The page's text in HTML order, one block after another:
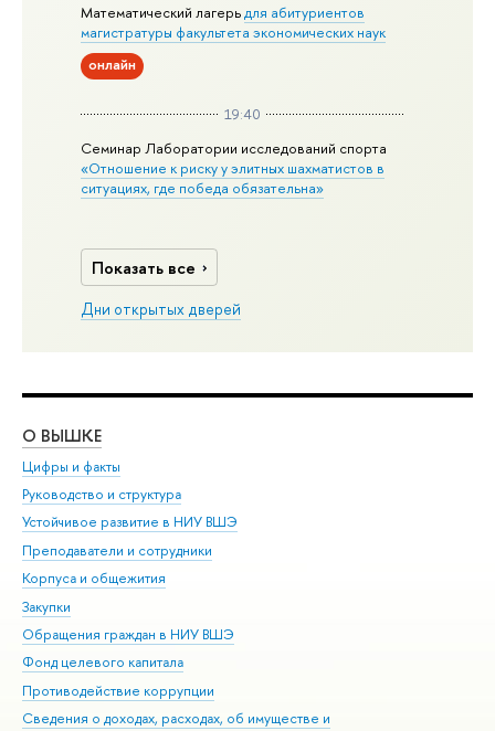
Математический лагерьдля абитуриентов
магистратуры факультета экономических наук
онлайн
19:40
Семинар Лаборатории исследований спорта
«Отношение к риску у элитных шахматистов в
ситуациях, где победа обязательна»
Показать все
Дни открытых дверей
О ВЫШКЕ
Цифры и факты
Руководство и структура
Устойчивое развитие в НИУ ВШЭ
Преподаватели и сотрудники
Корпуса и общежития
Закупки
Обращения граждан в НИУ ВШЭ
Фонд целевого капитала
Противодействие коррупции
Сведения о доходах, расходах, об имуществе и